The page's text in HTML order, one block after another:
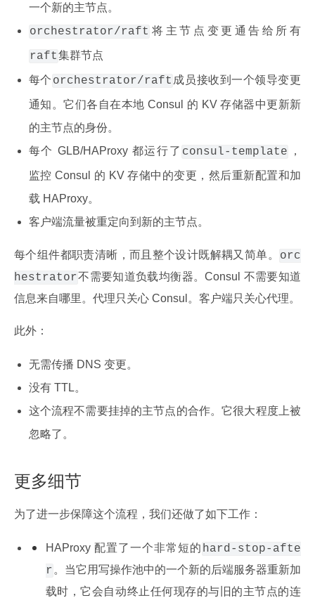
一个新的主节点。
orchestrator/raft 将主节点变更通告给所有
raft集群节点
每个 orchestrator/raft 成员接收到一个领导变更
通知。它们各自在本地 Consul 的 KV 存储器中更新新
的主节点的身份。
每个 GLB/HAProxy 都运行了 consul-template ，
监控 Consul 的 KV 存储中的变更，然后重新配置和加
载 HAProxy。
客户端流量被重定向到新的主节点。
每个组件都职责清晰，而且整个设计既解耦又简单。
orc
hestrator不需要知道负载均衡器。Consul 不需要知道
信息来自哪里。代理只关心 Consul。客户端只关心代理。
此外：
无需传播 DNS 变更。
没有 TTL。
这个流程不需要挂掉的主节点的合作。它很大程度上被
忽略了。
更多细节
为了进一步保障这个流程，我们还做了如下工作：
HAProxy 配置了一个非常短的 hard-stop-afte
r 。当它用写操作池中的一个新的后端服务器重新加
载时，它会自动终止任何现存的与旧的主节点的连